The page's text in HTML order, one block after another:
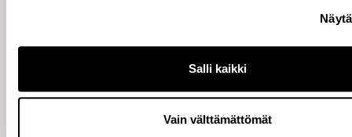
Salli kaikki
Vain välttämättömät
CapMan on johtava pohjoismainen
varainhoitoyhtiö. Yli 25 vuoden ajan olemme
kehittäneet yrityksiä ja kiinteistöjä ja tukeneet